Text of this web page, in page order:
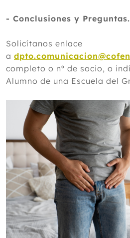
- Conclusiones y Preguntas.
Solicítanos enlace
a
completo o nº de socio, o
Alumno de una Escuela del